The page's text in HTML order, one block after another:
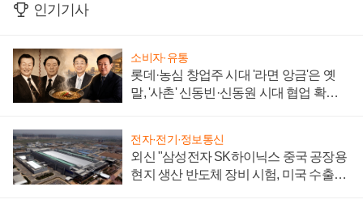
인기기사
소비자·유통
롯데·농심 창업주 시대 '라면 앙금'은 옛
말, '사촌' 신동빈·신동원 시대 협업 확대
전자·전기·정보통신
외신 "삼성전자 SK하이닉스 중국 공장용
현지 생산 반도체 장비 시험, 미국 수출통